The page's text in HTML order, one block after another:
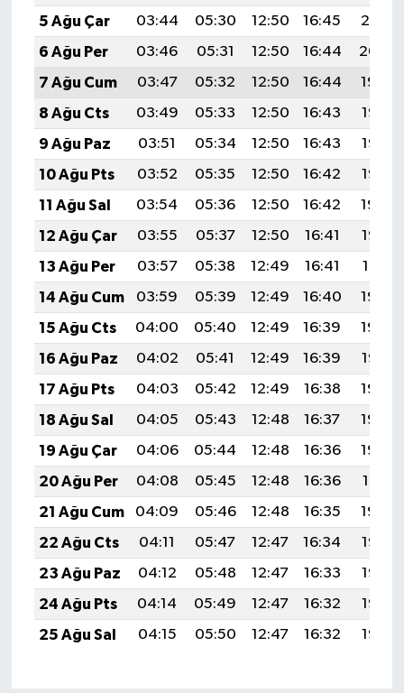
5 Ağu Çar
03:44 05:30 12:50 16:45
20:01
6 Ağu Per
03:46 05:31 12:50 16:44
20:00
7 Ağu Cum
03:47 05:32 12:50 16:44
19:59
8 Ağu Cts
03:49 05:33 12:50 16:43
19:58
9 Ağu Paz
03:51 05:34 12:50 16:43
19:56
10 Ağu Pts
03:52 05:35 12:50 16:42
19:55
11 Ağu Sal
03:54 05:36 12:50 16:42
19:54
12 Ağu Çar
03:55 05:37 12:50 16:41
19:52
13 Ağu Per
03:57 05:38 12:49 16:41
19:51
14 Ağu Cum
03:59 05:39 12:49 16:40
19:50
15 Ağu Cts
04:00 05:40 12:49 16:39
19:48
16 Ağu Paz
04:02 05:41 12:49 16:39
19:47
17 Ağu Pts
04:03 05:42 12:49 16:38
19:45
18 Ağu Sal
04:05 05:43 12:48 16:37
19:44
19 Ağu Çar
04:06 05:44 12:48 16:36
19:42
20 Ağu Per
04:08 05:45 12:48 16:36
19:41
21 Ağu Cum
04:09 05:46 12:48 16:35
19:39
22 Ağu Cts
04:11 05:47 12:47 16:34
19:38
23 Ağu Paz
04:12 05:48 12:47 16:33
19:36
24 Ağu Pts
04:14 05:49 12:47 16:32
19:35
25 Ağu Sal
04:15 05:50 12:47 16:32 19:33